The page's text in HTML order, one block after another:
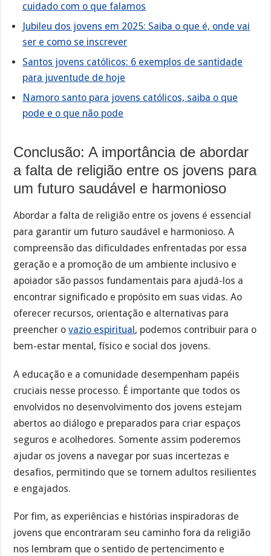
cuidado com o que falamos
Jubileu dos jovens em 2025: Saiba o que é, onde vai
ser e como se inscrever
Santos jovens católicos: 6 exemplos de santidade
para juventude de hoje
Namoro santo para jovens católicos, saiba o que
pode e o que não pode
Conclusão: A importância de abordar
a falta de religião entre os jovens para
um futuro saudável e harmonioso
Abordar a falta de religião entre os jovens é essencial
para garantir um futuro saudável e harmonioso. A
compreensão das dificuldades enfrentadas por essa
geração e a promoção de um ambiente inclusivo e
apoiador são passos fundamentais para ajudá-los a
encontrar significado e propósito em suas vidas. Ao
oferecer recursos, orientação e alternativas para
preencher ovazio espiritual, podemos contribuir para o
bem-estar mental, físico e social dos jovens.
A educação e a comunidade desempenham papéis
cruciais nesse processo. É importante que todos os
envolvidos no desenvolvimento dos jovens estejam
abertos ao diálogo e preparados para criar espaços
seguros e acolhedores. Somente assim poderemos
ajudar os jovens a navegar por suas incertezas e
desafios, permitindo que se tornem adultos resilientes
e engajados.
Por fim, as experiências e histórias inspiradoras de
jovens que encontraram seu caminho fora da religião
nos lembram que o sentido de pertencimento e